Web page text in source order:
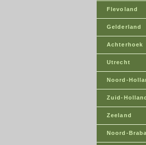
Flevoland
Gelderland
Achterhoek
Utrecht
Noord-
Zuid-
Zeeland
Noord-